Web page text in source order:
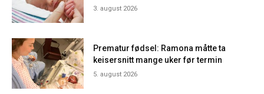
3. august 2026
Prematur fødsel: Ramona måtte ta
keisersnitt mange uker før termin
5. august 2026